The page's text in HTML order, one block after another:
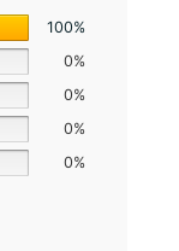
100%
0%
0%
0%
0%